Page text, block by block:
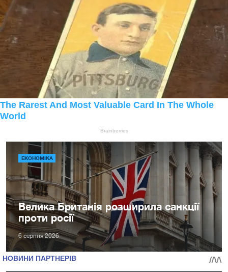
ЕКОНОМІКА
Велика Британія розширила санкції
проти росії
6 серпня 2026